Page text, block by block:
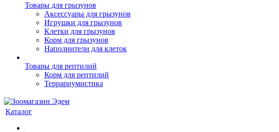
Товары для грызунов
Аксессуары для грызунов
Игрушки для грызунов
Клетки для грызунов
Корм для грызунов
Наполнители для клеток
Товары для рептилий
Корм для рептилий
Террариумистика
Каталог